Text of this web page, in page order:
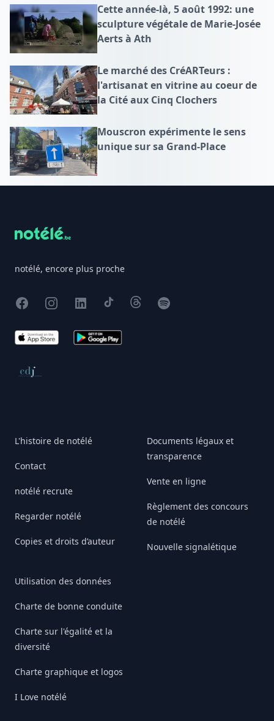
Cette année-là, 5 août 1992: une
sculpture végétale de Marie-Josée
Aerts à Ath
Le marché des CréARTeurs :
l'artisanat en vitrine au coeur de
la Cité aux Cinq Clochers
Mouscron expérimente le sens
unique sur sa Grand-Place
notélé, encore plus proche
FacebookInstagram
X TikTokThreadsSpotify
App Store Google Play
Conseil de déontologie journalistique
L'histoire de notélé
Contact
notélé recrute
Regarder notélé
Copies et droits d’auteur
Utilisation des données
Charte de bonne conduite
Charte sur l'égalité et la
diversité
Charte graphique et logos
I Love notélé
Documents légaux et
transparence
Vente en ligne
Règlement des concours
de notélé
Nouvelle signalétique